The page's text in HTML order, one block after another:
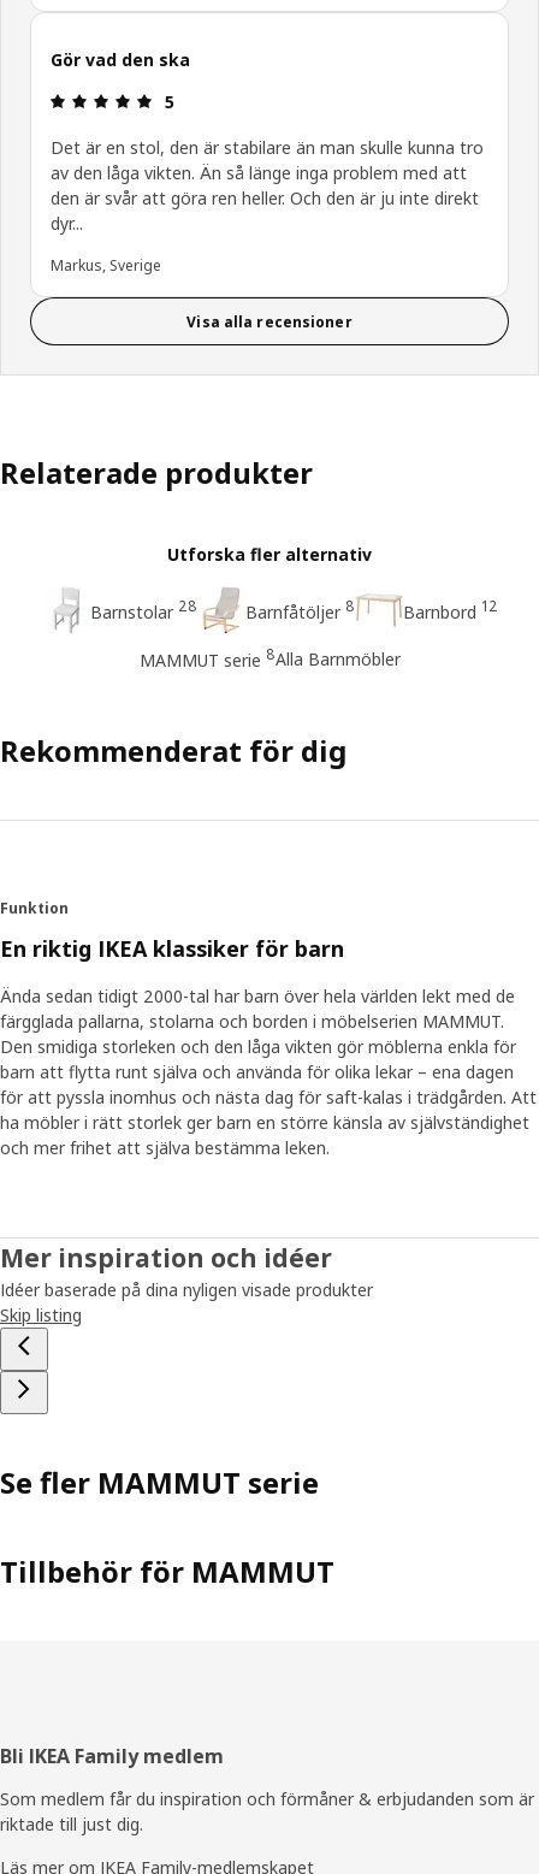
Gör vad den ska
Recension: 5 / 5 stjärnor.
5
Det är en stol, den är stabilare än man skulle kunna tro
av den låga vikten. Än så länge inga problem med att
den är svår att göra ren heller. Och den är ju inte direkt
dyr...
Markus, Sverige
Visa alla recensioner
Relaterade produkter
Utforska fler alternativ
Barnstolar 28 Barnfåtöljer 8 Barnbord 12
MAMMUT serie 8Alla Barnmöbler
Rekommenderat för dig
Funktion
En riktig IKEA klassiker för barn
Ända sedan tidigt 2000-tal har barn över hela världen lekt med de
färgglada pallarna, stolarna och borden i möbelserien MAMMUT.
Den smidiga storleken och den låga vikten gör möblerna enkla för
barn att flytta runt själva och använda för olika lekar – ena dagen
för att pyssla inomhus och nästa dag för saft-kalas i trädgården. Att
ha möbler i rätt storlek ger barn en större känsla av självständighet
och mer frihet att själva bestämma leken.
Mer inspiration och idéer
Idéer baserade på dina nyligen visade produkter
Skip listing
Se fler MAMMUT serie
Tillbehör för MAMMUT
Sidfot
Bli IKEA Family medlem
Som medlem får du inspiration och förmåner & erbjudanden som är
riktade till just dig.
Läs mer om IKEA Family-medlemskapet